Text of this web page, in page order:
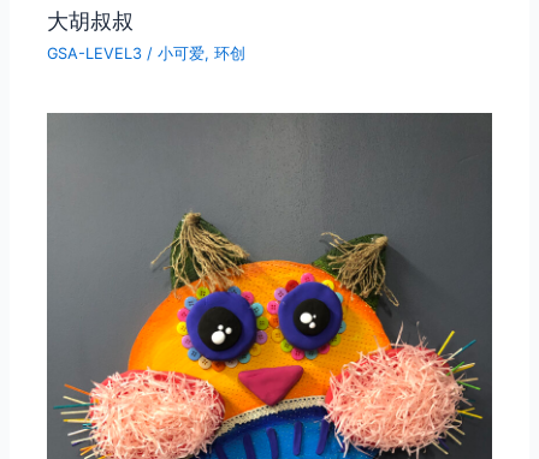
大胡叔叔
GSA-LEVEL3 /小可爱,环创